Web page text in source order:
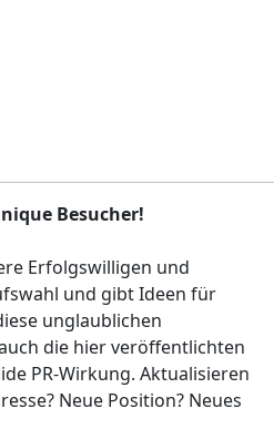
Besucher!
Erfolgswilligen und
und gibt Ideen für
unglaublichen
die hier veröffentlichten
PR-Wirkung. Aktualisieren
Neue Position? Neues